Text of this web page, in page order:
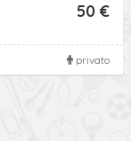
50 €
privato